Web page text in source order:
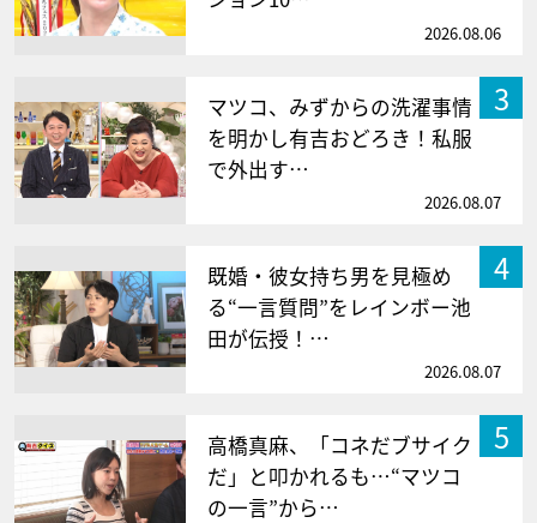
2026.08.06
3
マツコ、みずからの洗濯事情
を明かし有吉おどろき！私服
で外出す…
2026.08.07
4
既婚・彼女持ち男を見極め
る“一言質問”をレインボー池
田が伝授！…
2026.08.07
5
高橋真麻、「コネだブサイク
だ」と叩かれるも…“マツコ
の一言”から…